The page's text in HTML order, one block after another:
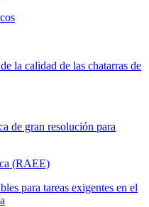
la calidad de las chatarras de
de gran resolución para
(RAEE)
para tareas exigentes en el